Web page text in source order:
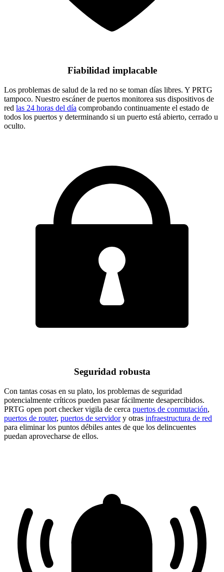
Fiabilidad implacable
Los problemas de salud de la red no se toman días libres. Y PRTG
tampoco. Nuestro escáner de puertos monitorea sus dispositivos de
red las 24 horas del día comprobando continuamente el estado de
todos los puertos y determinando si un puerto está abierto, cerrado u
oculto.
Seguridad robusta
Con tantas cosas en su plato, los problemas de seguridad
potencialmente críticos pueden pasar fácilmente desapercibidos.
PRTG open port checker vigila de cerca puertos de conmutación,
puertos de router, puertos de servidory otras infraestructura de red
para eliminar los puntos débiles antes de que los delincuentes
puedan aprovecharse de ellos.